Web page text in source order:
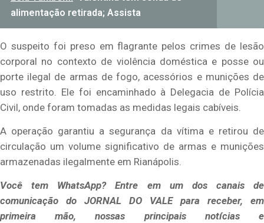
alimentação retirada; Assista
O suspeito foi preso em flagrante pelos crimes de lesão
corporal no contexto de violência doméstica e posse ou
porte ilegal de armas de fogo, acessórios e munições de
uso restrito. Ele foi encaminhado à Delegacia de Polícia
Civil, onde foram tomadas as medidas legais cabíveis.
A operação garantiu a segurança da vítima e retirou de
circulação um volume significativo de armas e munições
armazenadas ilegalmente em Rianápolis.
Vocêtem WhatsApp? Entre em um dos canais de
comunicação do JORNAL DO VALE para receber, em
primeira mão, nossas principais notícias e